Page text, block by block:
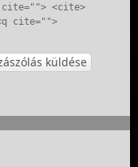
cite=""> <cite>
cite="">